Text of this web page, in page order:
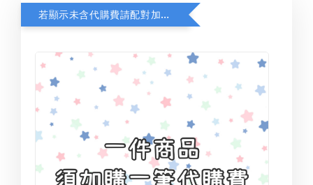
若顯示未含代購費請配對加購(未加購視同無效訂單)